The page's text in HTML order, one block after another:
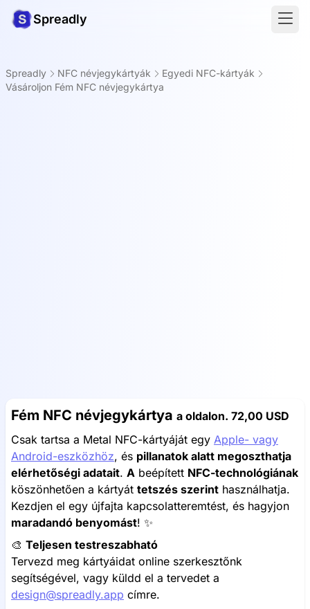
Spreadly
Spreadly NFC névjegykártyák
Egyedi NFC-kártyák
Vásároljon Fém NFC névjegykártya
Fém NFC névjegykártya a oldalon. 72,00 USD
Csak tartsa a Metal NFC-kártyáját egy Apple- vagy
Android-eszközhöz, és pillanatok alatt megoszthatja
elérhetőségi adatait. A beépített NFC-technológiának
köszönhetően a kártyát tetszés szerint használhatja.
Kezdjen el egy újfajta kapcsolatteremtést, és hagyjon
maradandó benyomást! ✨
🎨 Teljesen testreszabható
Tervezd meg kártyáidat online szerkesztőnk
segítségével, vagy küldd el a tervedet a
design@spreadly.app címre.